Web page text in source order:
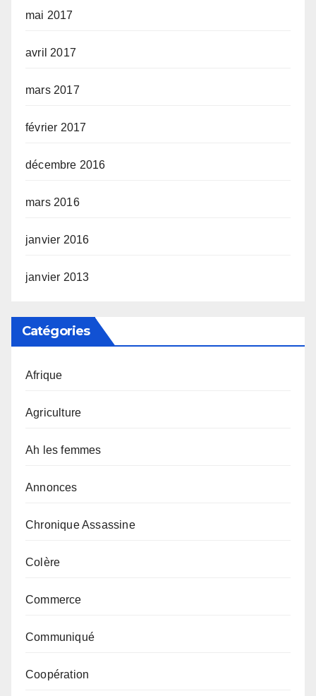
mai 2017
avril 2017
mars 2017
février 2017
décembre 2016
mars 2016
janvier 2016
janvier 2013
Catégories
Afrique
Agriculture
Ah les femmes
Annonces
Chronique Assassine
Colère
Commerce
Communiqué
Coopération